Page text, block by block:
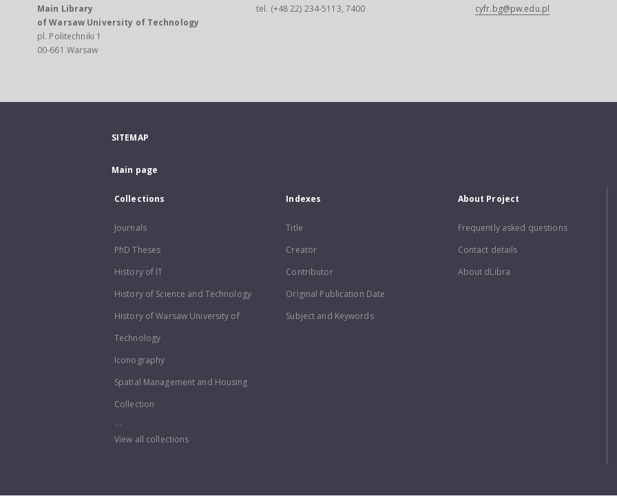
Main Library
of Warsaw University of Technology
pl. Politechniki 1
00-661 Warsaw
tel. (+48 22) 234-5113, 7400 cyfr.bg@pw.edu.pl
SITEMAP
Main page
Collections
Journals
PhD Theses
History of IT
History of Science and Technology
History of Warsaw University of
Technology
Iconography
Spatial Management and Housing
Collection
...
View all collections
Indexes
Title
Creator
Contributor
Original Publication Date
Subject and Keywords
About Project
Frequently asked questions
Contact details
About dLibra